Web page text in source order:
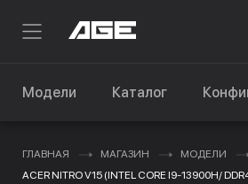
Модели Каталог
ГЛАВНАЯ МАГАЗИН МОДЕЛИ
ACER NITRO V15 (INTEL CORE I9-13900H/